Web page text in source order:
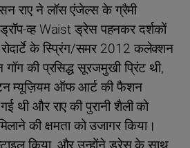
राए ने लॉस एंजेल्स के ग्रैमी
व्ह Waist ड्रेस पहनकर दर्शकों
के स्प्रिंग/समर 2012 कलेक्शन
की प्रसिद्ध सूरजमुखी प्रिंट थी,
म्यूज़ियम ऑफ आर्ट की फैशन
थी और राए की पुरानी शैली को
की क्षमता को उजागर किया।